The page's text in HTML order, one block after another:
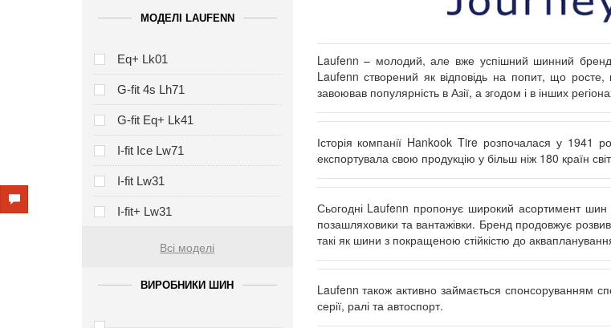
МОДЕЛІ LAUFENN
Eq+ Lk01
G-fit 4s Lh71
G-fit Eq+ Lk41
I-fit Ice Lw71
I-fit Lw31
I-fit+ Lw31
Всі моделі
ВИРОБНИКИ ШИН
Laufenn – молодий, але вже успішний шинний
Laufenn створений як відповідь на попит, що
завоював популярність в Азії, а згодом і в інших
Історія компанії Hankook Tire розпочалася у 1941
експортувала свою продукцію у більш ніж 180 країн
Сьогодні Laufenn пропонує широкий асортимент шин
позашляховики та вантажівки. Бренд продовжує
такі як шини з покращеною стійкістю до
Laufenn також активно займається спонсоруванням
серії, ралі та автоспорт.